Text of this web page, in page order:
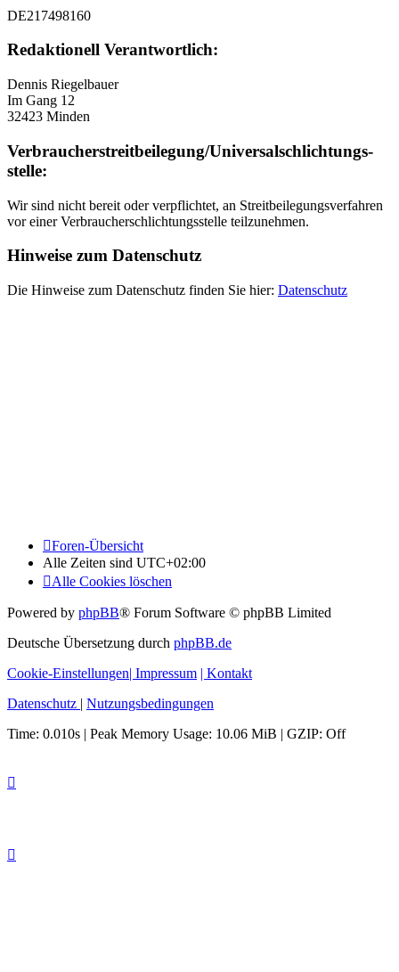
DE217498160
Redaktionell Verantwortlich:
Dennis Riegelbauer
Im Gang 12
32423 Minden
Verbraucher­streit­beilegung/Universal­schlichtungs­
stelle:
Wir sind nicht bereit oder verpflichtet, an Streitbeilegungsverfahren
vor einer Verbraucherschlichtungsstelle teilzunehmen.
Hinweise zum Datenschutz
Die Hinweise zum Datenschutz finden Sie hier: Datenschutz
Foren-Übersicht
Alle Zeiten sind UTC+02:00
Alle Cookies löschen
Powered by phpBB® Forum Software © phpBB Limited
Deutsche Übersetzung durch phpBB.de
Cookie-Einstellungen| Impressum | Kontakt
Datenschutz | Nutzungsbedingungen
Time: 0.010s | Peak Memory Usage: 10.06 MiB | GZIP: Off